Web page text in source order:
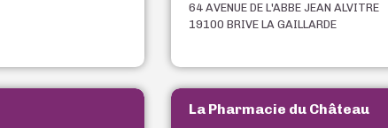
64 AVENUE DE L'ABBE JEAN ALVITRE
19100 BRIVE LA GAILLARDE
La Pharmacie du Château